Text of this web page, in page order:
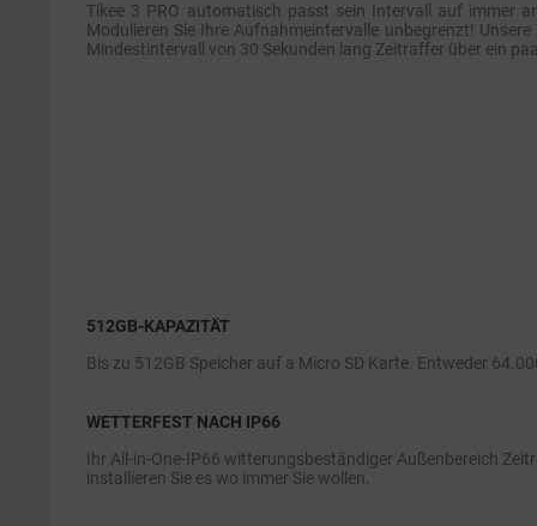
Tikee 3 PRO automatisch passt sein Intervall auf immer
Modulieren Sie Ihre Aufnahmeintervalle unbegrenzt!
Mindestintervall von 30 Sekunden lang Zeitraffer über ein
512GB-KAPAZITÄT
Bis zu 512GB Speicher auf a Micro SD Karte. Entweder
WETTERFEST NACH IP66
Ihr All-in-One-IP66 witterungsbeständiger Außenbereich
installieren Sie es wo immer Sie wollen.